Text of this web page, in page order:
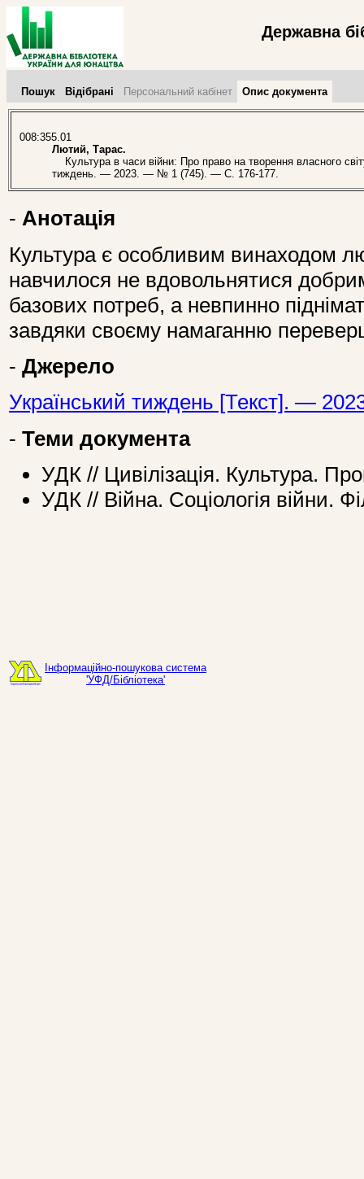
Державна
Пошук Відібрані Персональний кабінет Опис документа
008:355.01
Лютий, Тарас.
Культура в часи війни: Про право на творення власного
тиждень. — 2023. — № 1 (745). — С. 176-177.
- Анотація
Культура є особливим винаходом
навчилося не вдовольнятися
базових потреб, а невпинно
завдяки своєму намаганню
- Джерело
Український тиждень [Текст]. —
- Теми документа
УДК // Цивілізація. Культура.
УДК // Війна. Соціологія війни.
Інформаційно-пошукова система
'УФД/Бібліотека'